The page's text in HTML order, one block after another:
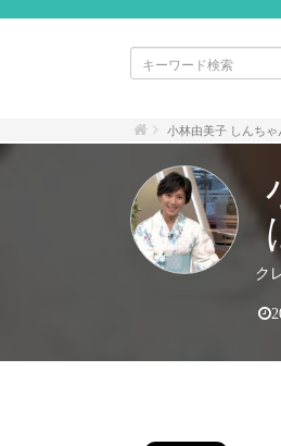
小林由美子 しんち
ク